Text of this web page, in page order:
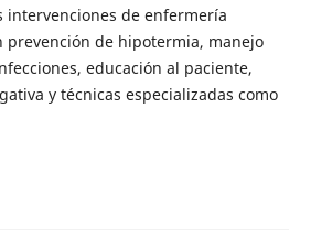
intervenciones de enfermería
prevención de hipotermia, manejo
educación al paciente,
y técnicas especializadas como